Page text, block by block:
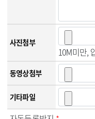
사진첨부
10M미만,
동영상첨부
기타파일